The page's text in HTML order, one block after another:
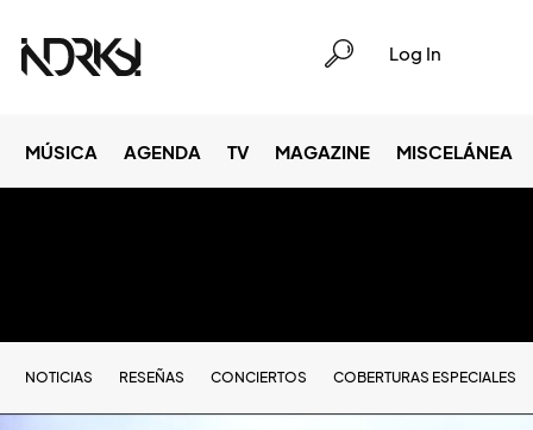
Log In
MÚSICA AGENDA TV MAGAZINE MISCELÁNEA
NOTICIAS RESEÑAS CONCIERTOS COBERTURAS ESPECIALES